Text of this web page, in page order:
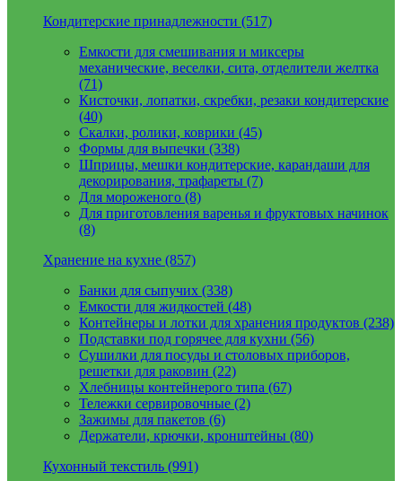
Кондитерские принадлежности (517)
Емкости для смешивания и миксеры
механические, веселки, сита, отделители желтка
(71)
Кисточки, лопатки, скребки, резаки кондитерские
(40)
Скалки, ролики, коврики (45)
Формы для выпечки (338)
Шприцы, мешки кондитерские, карандаши для
декорирования, трафареты (7)
Для мороженого (8)
Для приготовления варенья и фруктовых начинок
(8)
Хранение на кухне (857)
Банки для сыпучих (338)
Емкости для жидкостей (48)
Контейнеры и лотки для хранения продуктов (238)
Подставки под горячее для кухни (56)
Сушилки для посуды и столовых приборов,
решетки для раковин (22)
Хлебницы контейнерого типа (67)
Тележки сервировочные (2)
Зажимы для пакетов (6)
Держатели, крючки, кронштейны (80)
Кухонный текстиль (991)